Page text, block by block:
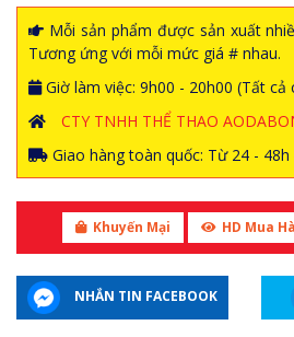
Mỗi sản phẩm được sản xuất
Tương ứng với mỗi mức giá # nhau.
Giờ làm việc: 9h00 - 20h00 (Tất cả
CTY TNHH THỂ THAO
Giao hàng toàn quốc: Từ 24 -
Khuyến Mại HD Mua
NHẮN TIN FACEBOOK